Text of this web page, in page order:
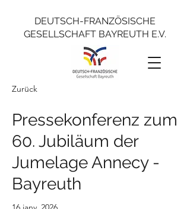
DEUTSCH-FRANZÖSISCHE
GESELLSCHAFT BAYREUTH E.V.
Zurück
Pressekonferenz zum
60. Jubiläum der
Jumelage Annecy -
Bayreuth